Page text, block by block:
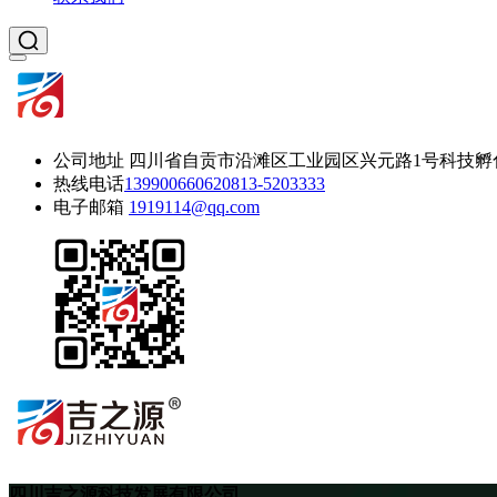
公司地址 四川省自贡市沿滩区工业园区兴元路1号科技孵
热线电话139900660620813-5203333
电子邮箱 1919114@qq.com